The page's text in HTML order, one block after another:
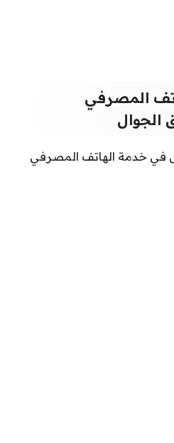
المصرفي
الجوال
في خدمة الهاتف المصرفي